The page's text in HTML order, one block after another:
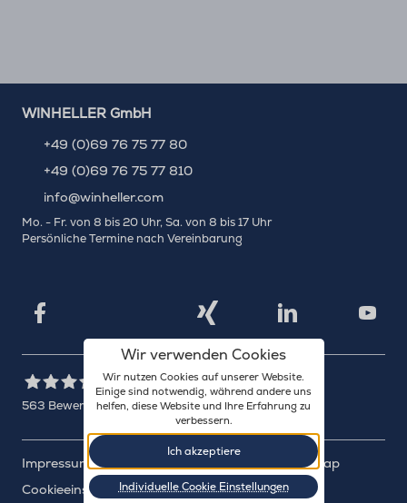
Wir verwenden Cookies
Wir nutzen Cookies auf unserer Website.
Einige sind notwendig, während andere uns
helfen, diese Website und Ihre Erfahrung zu
verbessern.
Ich akzeptiere
Individuelle Cookie Einstellungen
WINHELLER GmbH
+49 (0)69 76 75 77 80
+49 (0)69 76 75 77 810
info@winheller.com
Mo. - Fr. von 8 bis 20 Uhr, Sa. von 8 bis 17 Uhr
Persönliche Termine nach Vereinbarung
Facebook Xing LinkedIn
WINHELLER GmbH
563 Bewertungen auf ProvenExpert.com
Impressum Datenschutz
Sitemap
Cookieeinstellungen